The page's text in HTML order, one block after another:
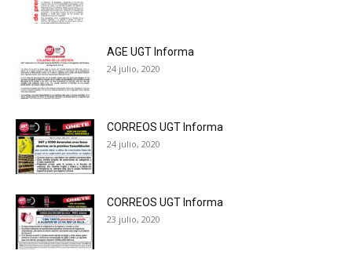
AGE UGT Informa
24 julio, 2020
CORREOS UGT Informa
24 julio, 2020
CORREOS UGT Informa
23 julio, 2020